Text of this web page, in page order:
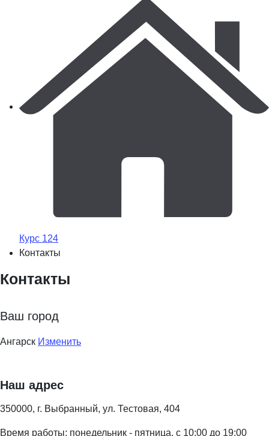
Курс 124
Контакты
Контакты
Ваш город
Ангарск Изменить
Наш адрес
350000, г. Выбранный, ул. Тестовая, 404
Время работы: понедельник - пятница, с 10:00 до 19:00